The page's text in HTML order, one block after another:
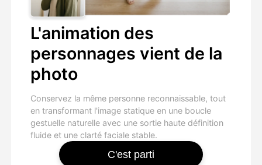
L'animation des
personnages vient de la
photo
Conservez la même personne reconnaissable, tout
en transformant l'image statique en une boucle
gestuelle naturelle avec une sortie haute définition
fluide et une clarté faciale stable.
C'est parti